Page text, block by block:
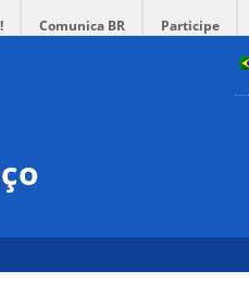
Comunica BR Participe